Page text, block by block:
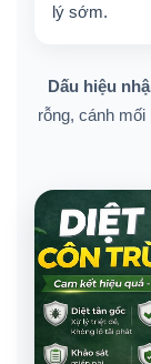
lý sớm.
Dấu hiệu
rỗng, cánh